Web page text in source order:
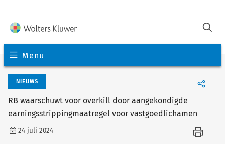
Menu
NIEUWS
RB waarschuwt voor overkill door aangekondigde
earningsstrippingmaatregel voor vastgoedlichamen
24 juli 2024